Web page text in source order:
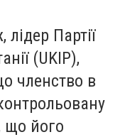
Партії
(UKIP),
членство в
що його